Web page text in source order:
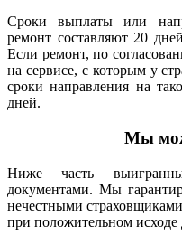
Сроки выплаты или
ремонт составляют 20
Если ремонт, по
на сервисе, с которым у
сроки направления на
дней.
Мы
Ниже часть
документами. Мы
нечестными
при положительном исходе